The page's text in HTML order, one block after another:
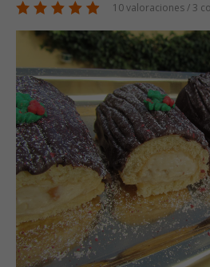
10 valoraciones / 3